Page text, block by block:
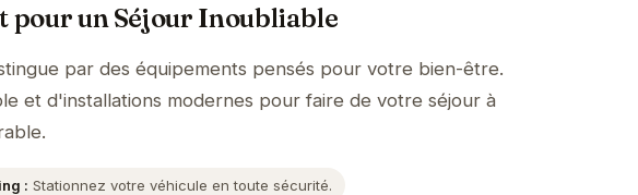
pour un Séjour Inoubliable
par des équipements pensés pour votre bien-être.
et d'installations modernes pour faire de votre séjour à
: Stationnez votre véhicule en toute sécurité.